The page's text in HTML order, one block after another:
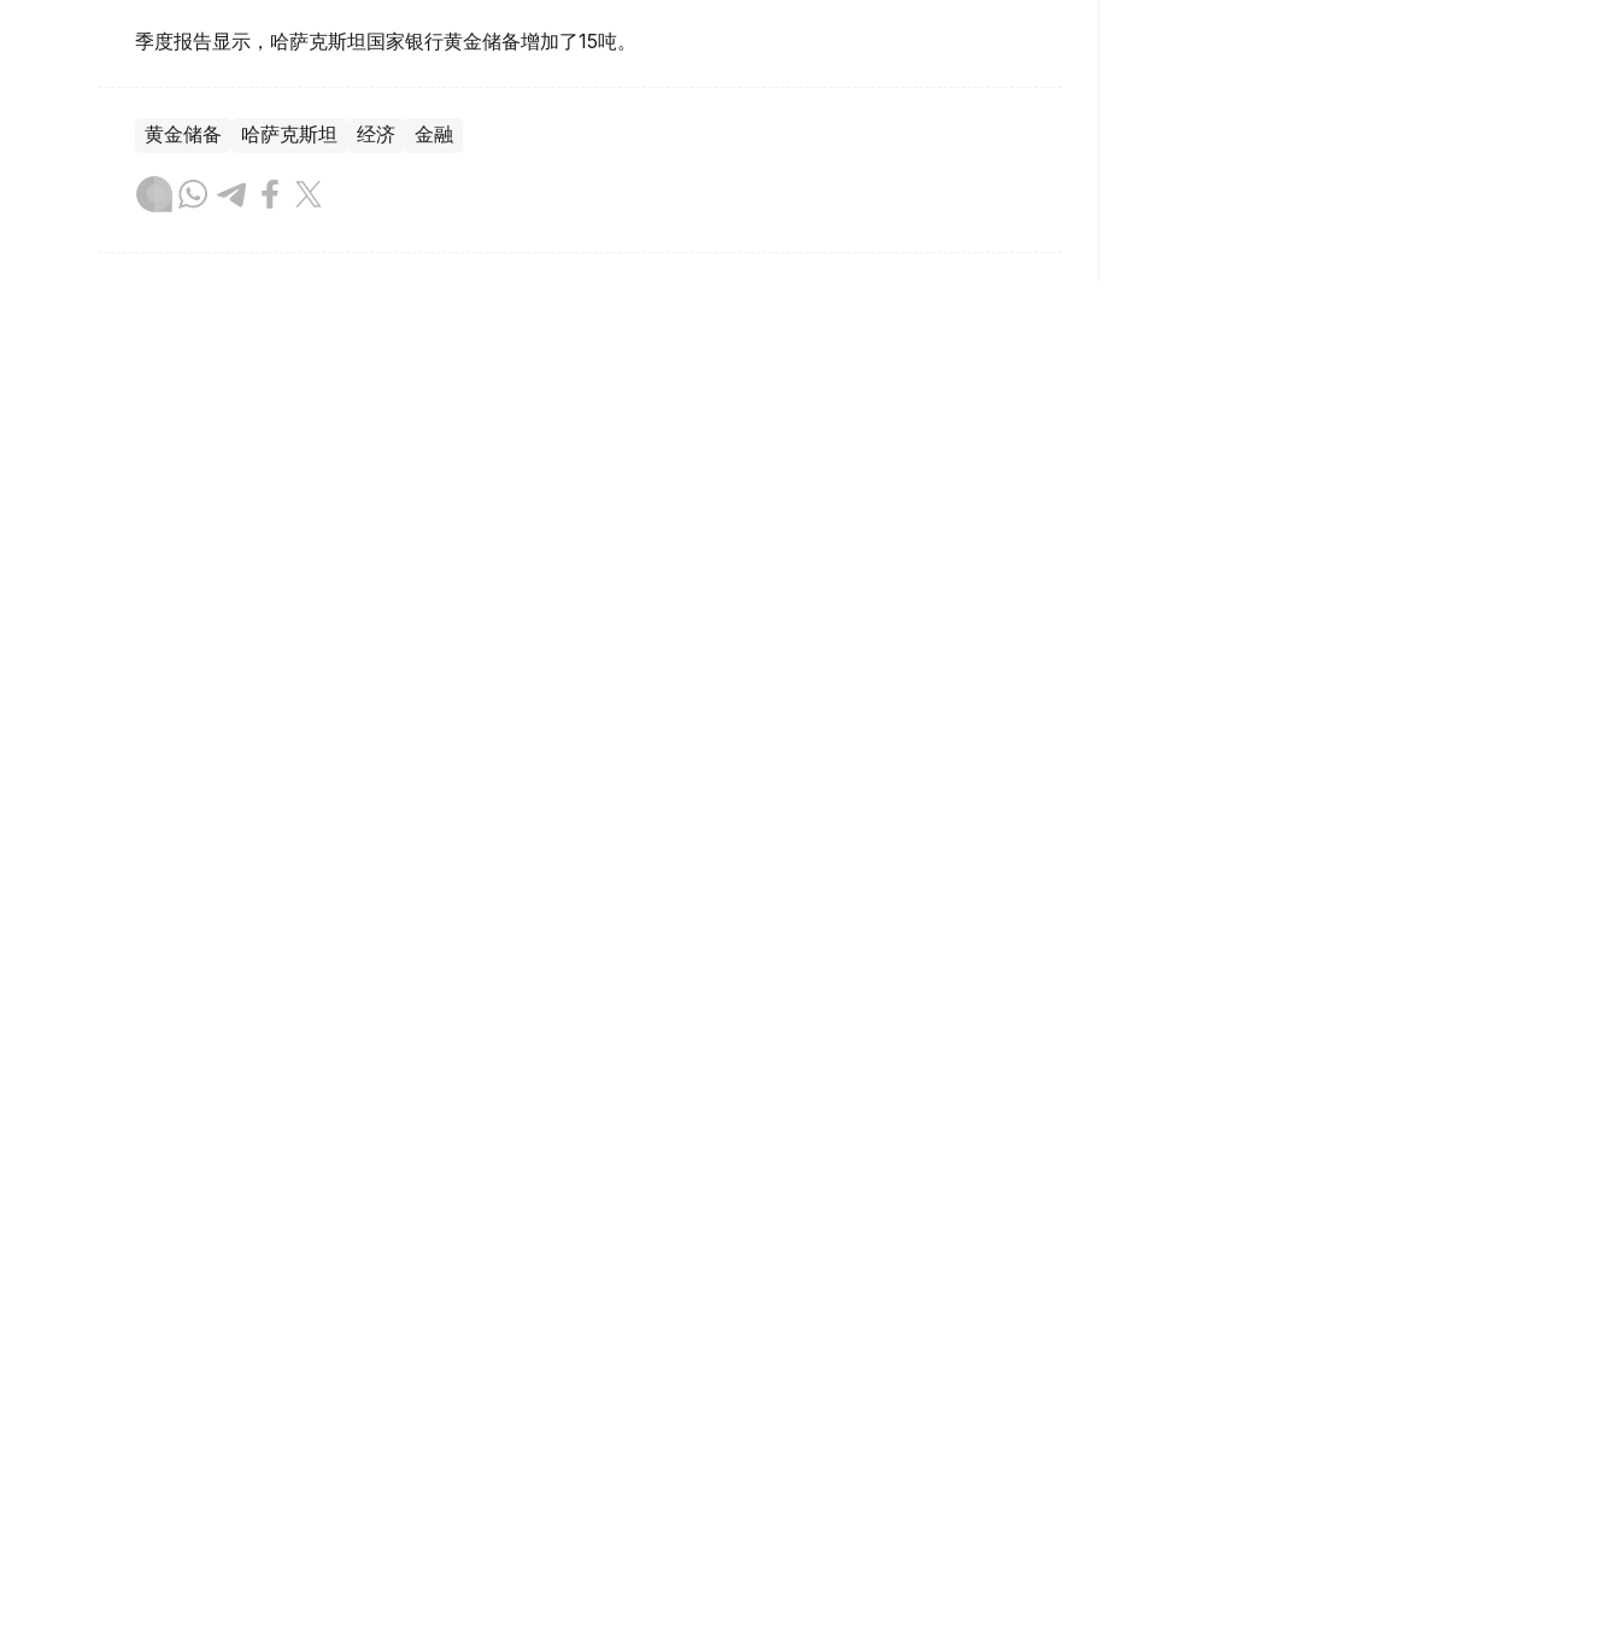
季度报告显示，哈萨克斯坦国家银行黄金储备增加了15吨。
黄金储备 哈萨克斯坦 经济 金融